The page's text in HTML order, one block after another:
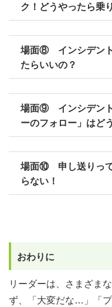
ク！どうやったら乗
場面⑧ インシデント
たらいいの？
場面⑨ インシデント
ーのフォロー」はど
場面⑩ 申し送りって
らない！
おわりに
リーダーは、さまざま
ず、「大変だな…」「